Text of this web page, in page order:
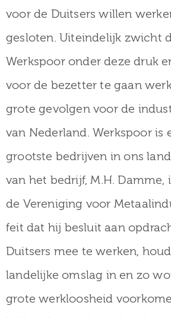
voor de Duitsers willen
gesloten. Uiteindelijk zwicht
Werkspoor onder deze druk
voor de bezetter te gaan
grote gevolgen voor de
van Nederland. Werkspoor is
grootste bedrijven in ons
van het bedrijf, M.H. Damme,
de Vereniging voor
feit dat hij besluit aan
Duitsers mee te werken,
landelijke omslag in en zo
grote werkloosheid